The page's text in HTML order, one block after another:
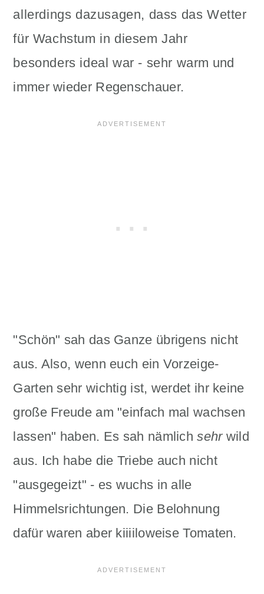
allerdings dazusagen, dass das Wetter
für Wachstum in diesem Jahr
besonders ideal war - sehr warm und
immer wieder Regenschauer.
"Schön" sah das Ganze übrigens nicht
aus. Also, wenn euch ein Vorzeige-
Garten sehr wichtig ist, werdet ihr keine
große Freude am "einfach mal wachsen
lassen" haben. Es sah nämlichsehrwild
aus. Ich habe die Triebe auch nicht
"ausgegeizt" - es wuchs in alle
Himmelsrichtungen. Die Belohnung
dafür waren aber kiiiiloweise Tomaten.